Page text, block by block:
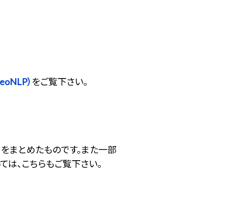
） をご覧下さい。
まとめたものです。また一部
、こちらもご覧下さい。